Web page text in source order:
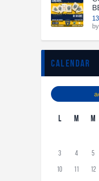
by
calendar
L M M
3 4 5
10 11 12